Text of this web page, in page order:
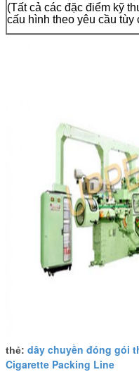
(Tất cả các đặc điểm kỹ
cấu hình theo yêu cầu tùy
thẻ: dây chuyền đóng gói
Cigarette Packing Line